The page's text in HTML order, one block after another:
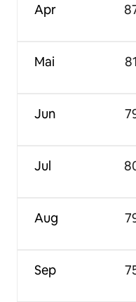
Apr
Mai
Jun
Jul
Aug
Sep